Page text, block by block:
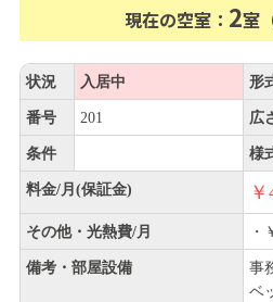
現在の空室： 2室
状況 入居中 形
番号 201 広
条件 様
料金/月(保証金)
その他・光熱費/月 ・
備考・部屋設備
事
ベ